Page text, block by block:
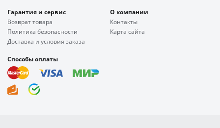
Гарантия и сервис
Возврат товара
Политика безопасности
Доставка и условия заказа
О компании
Контакты
Карта сайта
Способы оплаты